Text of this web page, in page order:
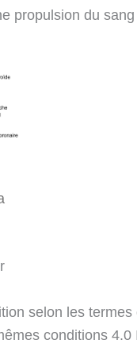
propulsion du
selon les
conditions 4.0